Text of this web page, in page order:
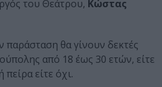
του Θεάτρου, Κώστας
παράσταση θα γίνουν δεκτές
από 18 έως 30 ετών, είτε
είτε όχι.